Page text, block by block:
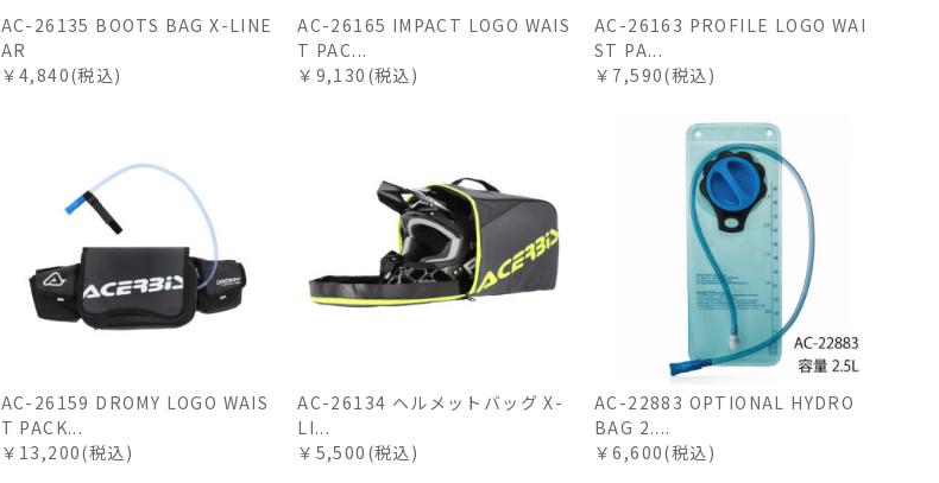
AC-26135 BOOTS BAG X-LINE
AR
￥4,840(税込)
AC-26165 IMPACT LOGO WAIS
T PAC...
￥9,130(税込)
AC-26163 PROFILE LOGO WAI
ST PA...
￥7,590(税込)
AC-26159 DROMY LOGO WAIS
T PACK...
￥13,200(税込)
AC-26134 ヘルメットバッグ X-
LI...
￥5,500(税込)
AC-22883 OPTIONAL HYDRO
BAG 2....
￥6,600(税込)